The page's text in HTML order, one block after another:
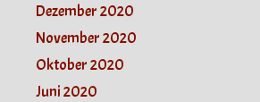
Dezember 2020
November 2020
Oktober 2020
Juni 2020